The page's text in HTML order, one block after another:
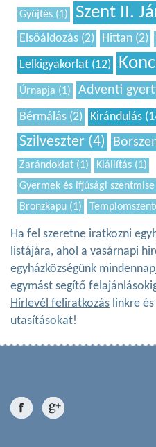
Gyűjtés (1) Szent II.
Elsőáldozás (2) Hittan (2)
Lelkigyakorlat (12)
Úrnapja (1) Adventi
Bérmálás (2) Kirándulás
Szilveszter (4)
Zarándoklat (1)
Kiállítás (1)
Gyermek és ifjúsági
Bronzkapu (1)
Ha fel szeretne iratkozni
listájára, ahol a vasárnapi
egyházközségünk
egymást segítő
Hírlevél feliratkozás linkre
utasításokat!